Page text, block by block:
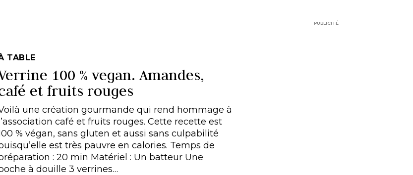
TABLE
100 % vegan. Amandes,
et fruits rouges
une création gourmande qui rend hommage à
café et fruits rouges. Cette recette est
% végan, sans gluten et aussi sans culpabilité
est très pauvre en calories. Temps de
: 20 min Matériel : Un batteur Une
à douille 3 verrines…
PUBLICITÉ